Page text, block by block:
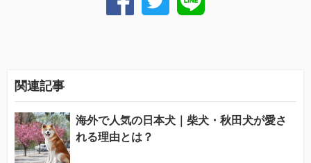
関連記事
海外で人気の日本犬｜柴犬・秋田犬が愛さ
れる理由とは？